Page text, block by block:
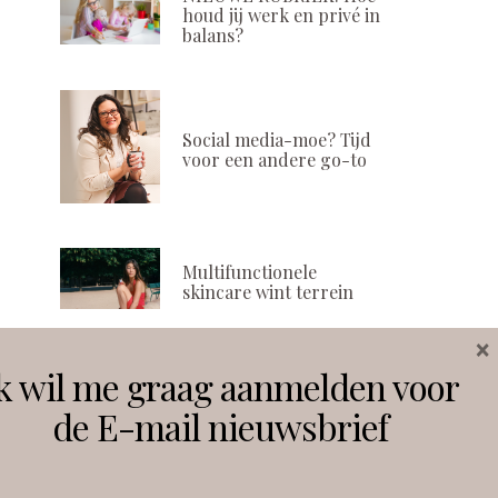
houd jij werk en privé in
balans?
Social media-moe? Tijd
voor een andere go-to
Multifunctionele
skincare wint terrein
Volg ons
wil me graag aanmelden voor
de E-mail nieuwsbrief
×